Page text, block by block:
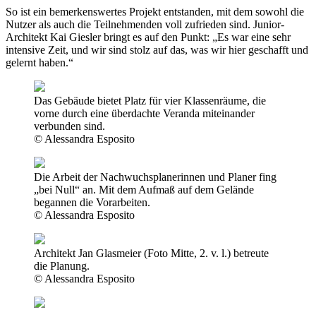
So ist ein bemerkenswertes Projekt entstanden, mit dem sowohl die
Nutzer als auch die Teilnehmenden voll zufrieden sind. Junior-
Architekt Kai Giesler bringt es auf den Punkt: „Es war eine sehr
intensive Zeit, und wir sind stolz auf das, was wir hier geschafft und
gelernt haben.“
Das Gebäude bietet Platz für vier Klassenräume, die
vorne durch eine überdachte Veranda miteinander
verbunden sind.
© Alessandra Esposito
Die Arbeit der Nachwuchsplanerinnen und Planer fing
„bei Null“ an. Mit dem Aufmaß auf dem Gelände
begannen die Vorarbeiten.
© Alessandra Esposito
Architekt Jan Glasmeier (Foto Mitte, 2. v. l.) betreute
die Planung.
© Alessandra Esposito